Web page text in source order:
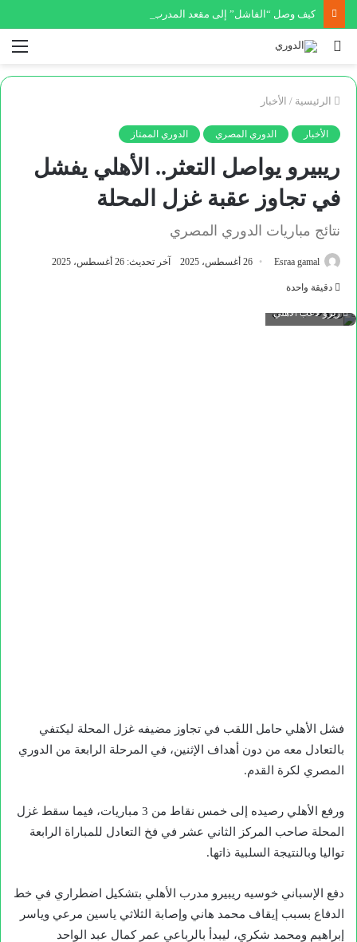
بحث
الرئيسية / الأخبار
الأخبار الدوري المصري الدوري الممتاز
ريبيرو يواصل التعثر.. الأهلي يفشل
في تجاوز عقبة غزل المحلة
نتائج مباريات الدوري المصري
Esraa gamal 26 أغسطس، 2025 آخر تحديث: 26 أغسطس، 2025
دقيقة واحدة
زيزو لاعب الأهلي
فشل الأهلي حامل اللقب في تجاوز مضيفه غزل المحلة ليكتفي
بالتعادل معه من دون أهداف الإثنين، في المرحلة الرابعة من الدوري
المصري لكرة القدم.
ورفع الأهلي رصيده إلى خمس نقاط من 3 مباريات، فيما سقط غزل
المحلة صاحب المركز الثاني عشر في فخ التعادل للمباراة الرابعة
تواليا وبالنتيجة السلبية ذاتها.
دفع الإسباني خوسيه ريبيرو مدرب الأهلي بتشكيل اضطراري في خط
الدفاع بسبب إيقاف محمد هاني وإصابة الثلاثي ياسين مرعي وياسر
إبراهيم ومحمد شكري، ليبدأ بالرباعي عمر كمال عبد الواحد